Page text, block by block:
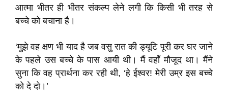
आत्मा भीतर ही भीतर संकल्प लेने लगी कि किसी भी तरह से
बच्चे को बचाना है।
‘मुझे वह क्षण भी याद है जब वसु रात की ड्यूटि पूरी कर घर जाने
के पहले उस बच्चे के पास आयी थी। मैं वहाँ मौजूद था। मैंने
सुना कि वह प्रार्थना कर रही थी, ‘हे ईश्वर! मेरी उम्र इस बच्चे
को दे दो।’